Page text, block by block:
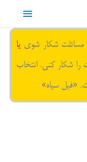
فهرست
شکار شوی یا
را شکار کنی. انتخاب
«فیل سیاه»